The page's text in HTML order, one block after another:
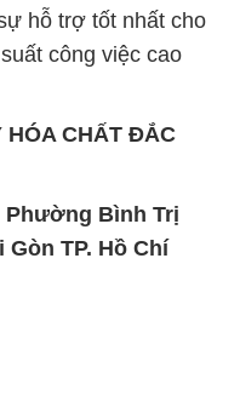
hỗ trợ tốt nhất cho
công việc cao
HÓA CHẤT ĐẮC
Phường Bình Trị
TP. Hồ Chí